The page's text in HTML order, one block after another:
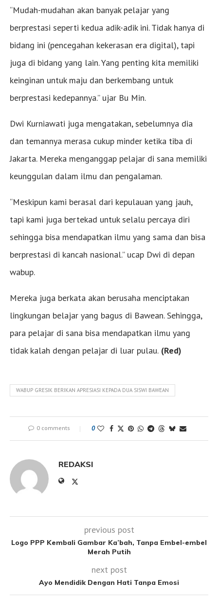
“Mudah-mudahan akan banyak pelajar yang
berprestasi seperti kedua adik-adik ini. Tidak hanya di
bidang ini (pencegahan kekerasan era digital), tapi
juga di bidang yang lain. Yang penting kita memiliki
keinginan untuk maju dan berkembang untuk
berprestasi kedepannya.” ujar Bu Min.
Dwi Kurniawati juga mengatakan, sebelumnya dia
dan temannya merasa cukup minder ketika tiba di
Jakarta. Mereka menganggap pelajar di sana memiliki
keunggulan dalam ilmu dan pengalaman.
“Meskipun kami berasal dari kepulauan yang jauh,
tapi kami juga bertekad untuk selalu percaya diri
sehingga bisa mendapatkan ilmu yang sama dan bisa
berprestasi di kancah nasional.” ucap Dwi di depan
wabup.
Mereka juga berkata akan berusaha menciptakan
lingkungan belajar yang bagus di Bawean. Sehingga,
para pelajar di sana bisa mendapatkan ilmu yang
tidak kalah dengan pelajar di luar pulau. (Red)
WABUP GRESIK BERIKAN APRESIASI KEPADA DUA SISWI BAWEAN
0 comments 0
REDAKSI
previous post
Logo PPP Kembali Gambar Ka’bah, Tanpa Embel-embel
Merah Putih
next post
Ayo Mendidik Dengan Hati Tanpa Emosi